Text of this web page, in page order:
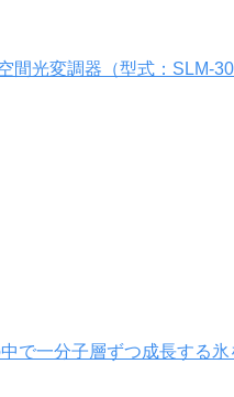
間光変調器（型式：SLM-
で一分子層ずつ成長する